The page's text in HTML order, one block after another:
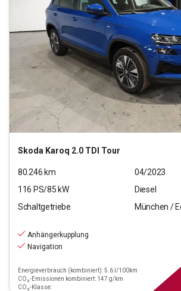
Skoda Karoq 2.0 TDI Tour
80.246 km
04/2023
116 PS/85 kW
Diesel
Schaltgetriebe
München /
Anhängerkupplung
Navigation
Energieverbrauch (kombiniert): 5.6 l/100km
CO₂-Emissionen kombiniert: 147 g/km
CO₂-Klasse: